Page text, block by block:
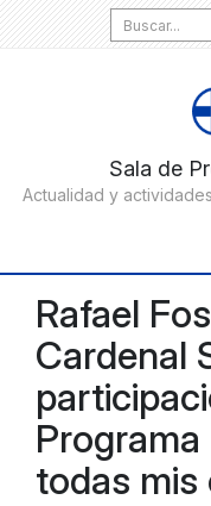
Search
for:
Rafael
Cardenal
todas mis